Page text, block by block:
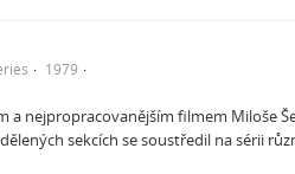
1979
a nejpropracovanějším filmem Miloše
sekcích se soustředil na sérii